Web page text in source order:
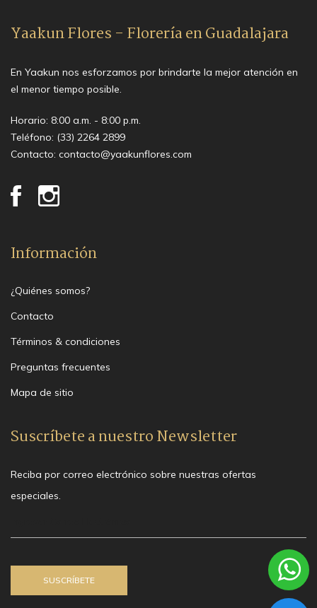
Yaakun Flores - Florería en Guadalajara
En Yaakun nos esforzamos por brindarte la mejor atención en
el menor tiempo posible.
Horario: 8:00 a.m. - 8:00 p.m.
Teléfono: (33) 2264 2899
Contacto: contacto@yaakunflores.com
Información
¿Quiénes somos?
Contacto
Términos & condiciones
Preguntas frecuentes
Mapa de sitio
Suscríbete a nuestro Newsletter
Reciba por correo electrónico sobre nuestras ofertas
especiales.